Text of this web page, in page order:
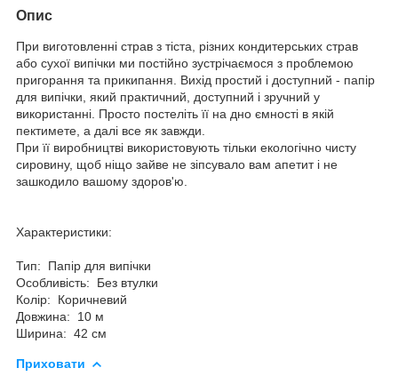
Опис
При виготовленні страв з тіста, різних кондитерських страв
або сухої випічки ми постійно зустрічаємося з проблемою
пригорання та прикипання. Вихід простий і доступний - папір
для випічки, який практичний, доступний і зручний у
використанні. Просто постеліть її на дно ємності в якій
пектимете, а далі все як завжди.
При її виробництві використовують тільки екологічно чисту
сировину, щоб ніщо зайве не зіпсувало вам апетит і не
зашкодило вашому здоров'ю.
Характеристики:
Тип: Папір для випічки
Особливість: Без втулки
Колір: Коричневий
Довжина: 10 м
Ширина: 42 см
Приховати